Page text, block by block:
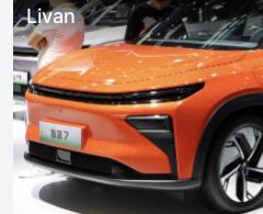
Livan